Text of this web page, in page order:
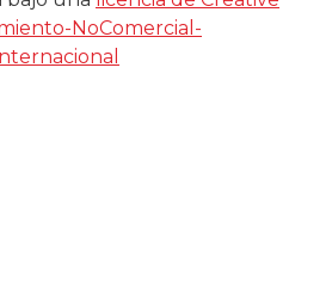
NoComercial-